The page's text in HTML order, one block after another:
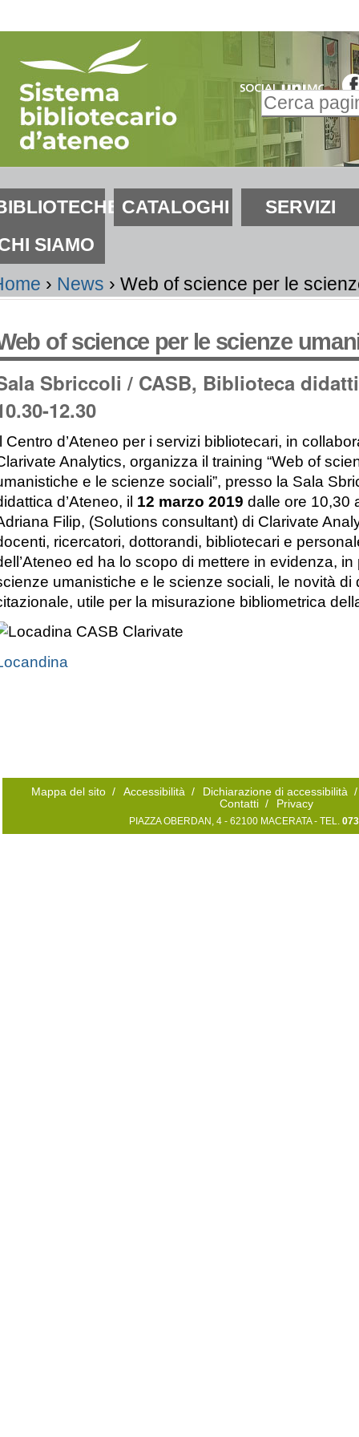
Inserire il
Ricerca
avanzata…
CATALOGHI
SERVIZI
SIAMO
› News ›Web of science per le
of science per le scienze
Sbriccoli / CASB, Biblioteca
12.30
Centro d’Ateneo per i servizi bibliotecari, in
Analytics, organizza il training “Web of
e le scienze sociali”, presso la Sala
d’Ateneo, il 12 marzo 2019 dalle ore 10,30
Filip, (Solutions consultant) di Clarivate
ricercatori, dottorandi, bibliotecari e
ed ha lo scopo di mettere in evidenza,
umanistiche e le scienze sociali, le novità
utile per la misurazione bibliometrica
Mappa del sito / Accessibilità / Dichiarazione di accessibilità /
Contatti / Privacy
PIAZZA OBERDAN, 4 - 62100 MACERATA - TEL.